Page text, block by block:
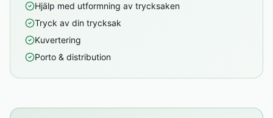
Hjälp med utformning av trycksaken
Tryck av din trycksak
Kuvertering
Porto & distribution